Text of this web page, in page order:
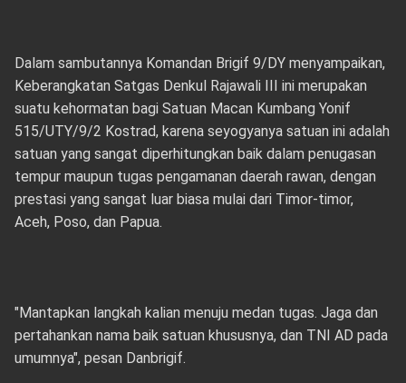
Dalam sambutannya Komandan Brigif 9/DY menyampaikan,
Keberangkatan Satgas Denkul Rajawali III ini merupakan
suatu kehormatan bagi Satuan Macan Kumbang Yonif
515/UTY/9/2 Kostrad, karena seyogyanya satuan ini adalah
satuan yang sangat diperhitungkan baik dalam penugasan
tempur maupun tugas pengamanan daerah rawan, dengan
prestasi yang sangat luar biasa mulai dari Timor-timor,
Aceh, Poso, dan Papua.
"Mantapkan langkah kalian menuju medan tugas. Jaga dan
pertahankan nama baik satuan khususnya, dan TNI AD pada
umumnya", pesan Danbrigif.